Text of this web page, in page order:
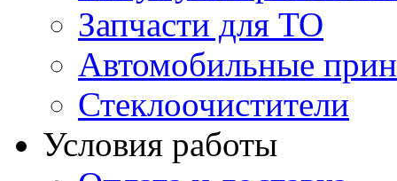
Запчасти для ТО
Автомобильные
Стеклоочистители
Условия работы